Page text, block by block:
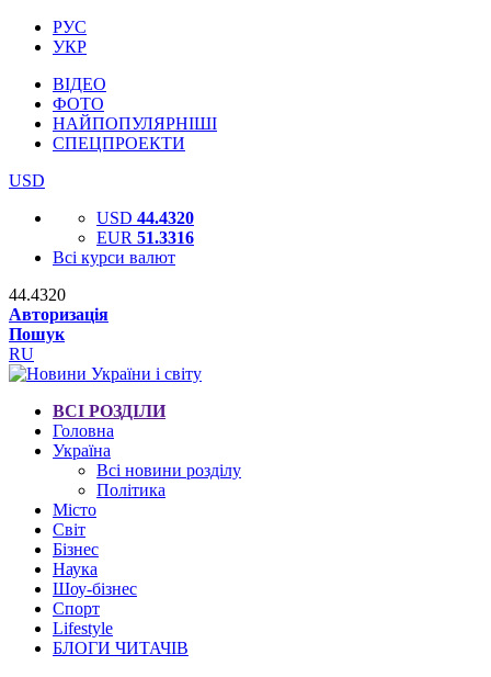
РУС
УКР
ВІДЕО
ФОТО
НАЙПОПУЛЯРНІШІ
СПЕЦПРОЕКТИ
USD
USD 44.4320
EUR 51.3316
Всі курси валют
44.4320
Авторизація
Пошук
RU
ВСІ РОЗДІЛИ
Головна
Україна
Всі новини розділу
Політика
Місто
Світ
Бізнес
Наука
Шоу-бізнес
Спорт
Lifestyle
БЛОГИ ЧИТАЧІВ